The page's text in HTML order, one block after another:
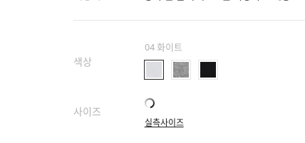
색상
04 화이트
사이즈
실측사이즈